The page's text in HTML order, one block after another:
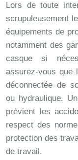
Lors de toute
scrupuleusement
équipements de
notamment des
casque si
assurez-vous que
déconnectée de
ou hydraulique.
prévient les
respect des
protection des
de travail.